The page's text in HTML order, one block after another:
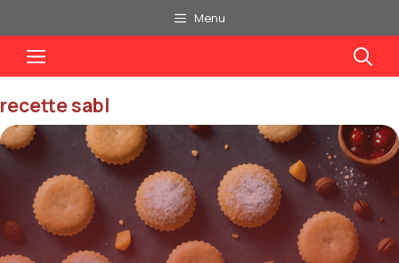
au
contenu
Menu
Menu
recette sabl